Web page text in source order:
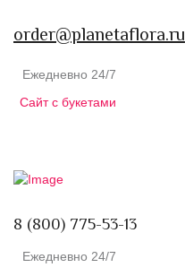
order@planetaflora.ru
Ежедневно 24/7
Сайт с букетами
8 (800) 775-53-13
Ежедневно 24/7